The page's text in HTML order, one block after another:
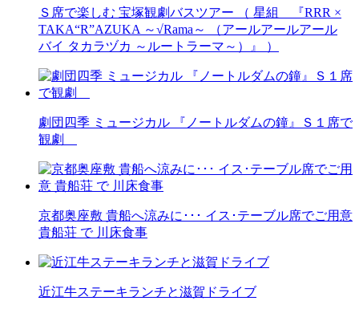
Ｓ席で楽しむ 宝塚観劇バスツアー （ 星組 『RRR ×
TAKA“R”AZUKA ～√Rama～ （アールアールアール
バイ タカラヅカ ～ルートラーマ～）』 ）
劇団四季 ミュージカル 『ノートルダムの鐘』Ｓ１席で
観劇
京都奥座敷 貴船へ涼みに･･･ イス･テーブル席でご用意
貴船荘 で 川床食事
近江牛ステーキランチと滋賀ドライブ